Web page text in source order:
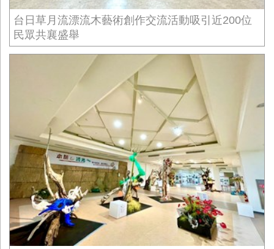
台日草月流漂流木藝術創作交流活動吸引近200位
民眾共襄盛舉